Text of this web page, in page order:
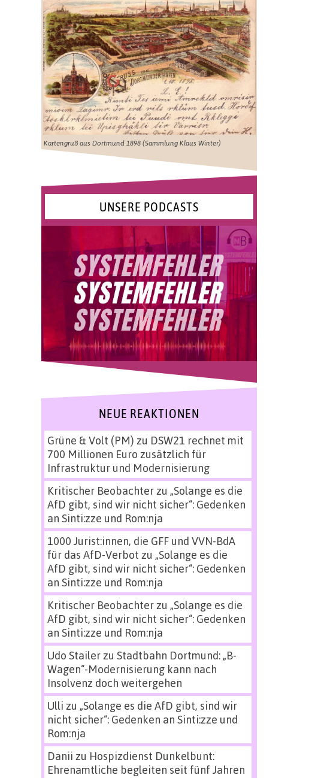
Kartengruß aus Dortmund 1898 (Sammlung Klaus Winter)
UNSERE PODCASTS
NEUE REAKTIONEN
Grüne & Volt (PM) zu DSW21 rechnet mit
700 Millionen Euro zusätzlich für
Infrastruktur und Modernisierung
Kritischer Beobachterzu „Solange es die
AfD gibt, sind wir nicht sicher“: Gedenken
an Sinti:zze und Rom:nja
1000 Jurist:innen, die GFF und VVN-BdA
für das AfD-Verbot zu „Solange es die
AfD gibt, sind wir nicht sicher“: Gedenken
an Sinti:zze und Rom:nja
Kritischer Beobachterzu „Solange es die
AfD gibt, sind wir nicht sicher“: Gedenken
an Sinti:zze und Rom:nja
Udo Stailerzu Stadtbahn Dortmund: „B-
Wagen“-Modernisierung kann nach
Insolvenz doch weitergehen
Ulli zu „Solange es die AfD gibt, sind wir
nicht sicher“: Gedenken an Sinti:zze und
Rom:nja
Danii zu Hospizdienst Dunkelbunt:
Ehrenamtliche begleiten seit fünf Jahren